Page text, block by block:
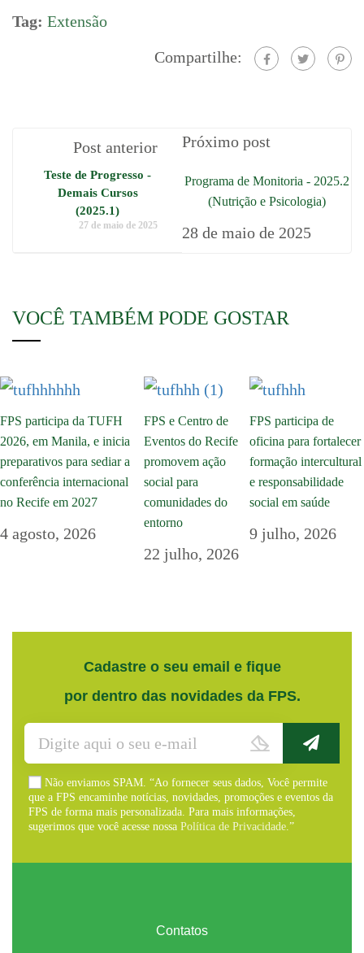
Tag: Extensão
Compartilhe:
Post anterior
Teste de Progresso -
Demais Cursos
(2025.1)
27 de maio de 2025
Próximo post
Programa de Monitoria - 2025.2
(Nutrição e Psicologia)
28 de maio de 2025
VOCÊ TAMBÉM PODE GOSTAR
FPS participa da TUFH
2026, em Manila, e inicia
preparativos para sediar a
conferência internacional
no Recife em 2027
4 agosto, 2026
FPS e Centro de
Eventos do Recife
promovem ação
social para
comunidades do
entorno
22 julho, 2026
FPS participa de
oficina para fortalecer
formação intercultural
e responsabilidade
social em saúde
9 julho, 2026
Cadastre o seu email e fique
por dentro das novidades da FPS.
Não enviamos SPAM. “Ao fornecer seus dados, Você permite
que a FPS encaminhe notícias, novidades, promoções e eventos da
FPS de forma mais personalizada. Para mais informações,
sugerimos que você acesse nossa Política de Privacidade .”
Contatos